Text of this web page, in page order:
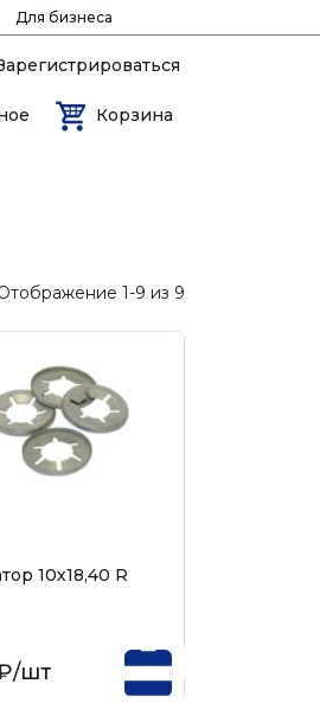
Для бизнеса
Корзина
1-9 из 9
10х18,40 R
/шт